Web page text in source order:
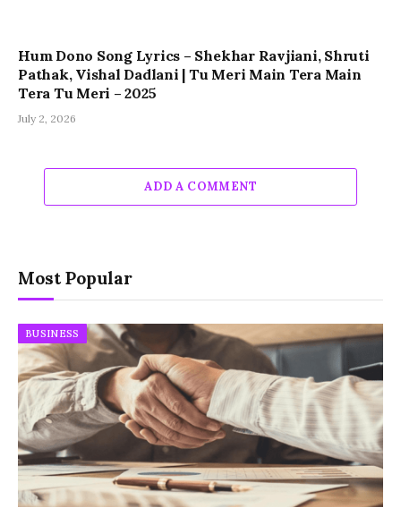
Hum Dono Song Lyrics – Shekhar Ravjiani, Shruti
Pathak, Vishal Dadlani | Tu Meri Main Tera Main
Tera Tu Meri – 2025
July 2, 2026
ADD A COMMENT
Most Popular
BUSINESS